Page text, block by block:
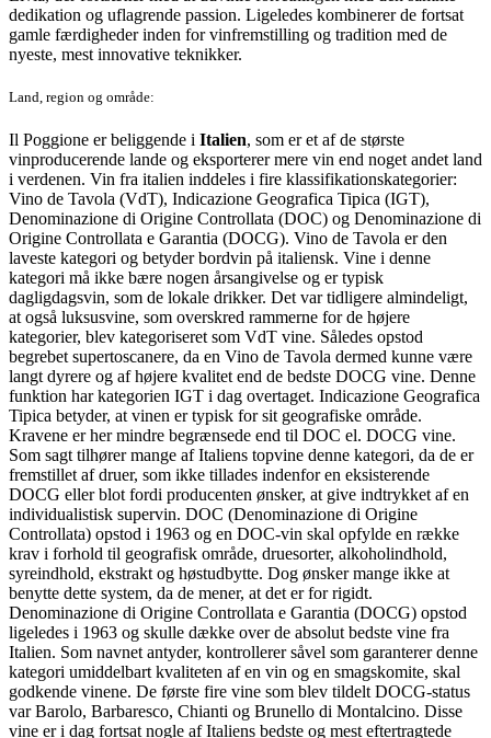
dedikation og uflagrende passion. Ligeledes kombinerer de fortsat
gamle færdigheder inden for vinfremstilling og tradition med de
nyeste, mest innovative teknikker.
Land, region og område:
Il Poggione er beliggende i Italien, som er et af de største
vinproducerende lande og eksporterer mere vin end noget andet land
i verdenen. Vin fra italien inddeles i fire klassifikationskategorier:
Vino de Tavola (VdT), Indicazione Geografica Tipica (IGT),
Denominazione di Origine Controllata (DOC) og Denominazione di
Origine Controllata e Garantia (DOCG). Vino de Tavola er den
laveste kategori og betyder bordvin på italiensk. Vine i denne
kategori må ikke bære nogen årsangivelse og er typisk
dagligdagsvin, som de lokale drikker. Det var tidligere almindeligt,
at også luksusvine, som overskred rammerne for de højere
kategorier, blev kategoriseret som VdT vine. Således opstod
begrebet supertoscanere, da en Vino de Tavola dermed kunne være
langt dyrere og af højere kvalitet end de bedste DOCG vine. Denne
funktion har kategorien IGT i dag overtaget. Indicazione Geografica
Tipica betyder, at vinen er typisk for sit geografiske område.
Kravene er her mindre begrænsede end til DOC el. DOCG vine.
Som sagt tilhører mange af Italiens topvine denne kategori, da de er
fremstillet af druer, som ikke tillades indenfor en eksisterende
DOCG eller blot fordi producenten ønsker, at give indtrykket af en
individualistisk supervin. DOC (Denominazione di Origine
Controllata) opstod i 1963 og en DOC-vin skal opfylde en række
krav i forhold til geografisk område, druesorter, alkoholindhold,
syreindhold, ekstrakt og høstudbytte. Dog ønsker mange ikke at
benytte dette system, da de mener, at det er for rigidt.
Denominazione di Origine Controllata e Garantia (DOCG) opstod
ligeledes i 1963 og skulle dække over de absolut bedste vine fra
Italien. Som navnet antyder, kontrollerer såvel som garanterer denne
kategori umiddelbart kvaliteten af en vin og en smagskomite, skal
godkende vinene. De første fire vine som blev tildelt DOCG-status
var Barolo, Barbaresco, Chianti og Brunello di Montalcino. Disse
vine er i dag fortsat nogle af Italiens bedste og mest eftertragtede